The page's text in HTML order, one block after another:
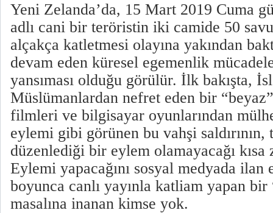
Yeni Zelanda’da, 15 Mart 2019 Cuma
adlı cani bir teröristin iki camide 50
alçakça katletmesi olayına yakından
devam eden küresel egemenlik
yansıması olduğu görülür. İlk bakışta,
Müslümanlardan nefret eden bir
filmleri ve bilgisayar oyunlarından
eylemi gibi görünen bu vahşi
düzenlediği bir eylem olamayacağı kısa
Eylemi yapacağını sosyal medyada ilan
boyunca canlı yayınla katliam yapan bir
masalına inanan kimse yok.